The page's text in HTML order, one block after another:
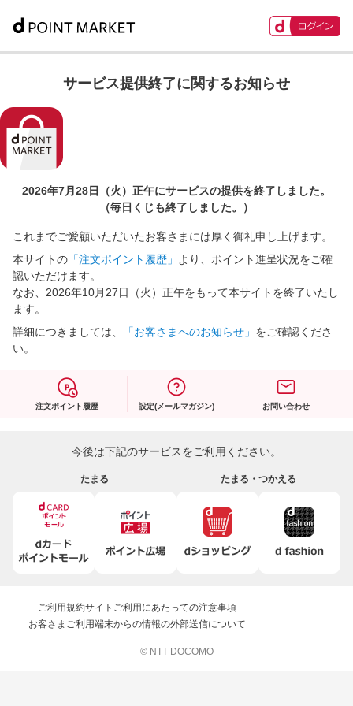
サービス提供終了に関するお知らせ
2026年7月28日（火）正午にサービスの提供を終了しました。
（毎日くじも終了しました。）
これまでご愛顧いただいたお客さまには厚く御礼申し上げます。
本サイトの 「注文ポイント履歴」
より、ポイント進呈状況をご確
認いただけます。
なお、2026年10月27日（火）正午をもって本サイトを終了いたし
ます。
詳細につきましては、
「お客さまへのお知らせ」 をご確認くださ
い。
注文ポイント履歴 設定(メールマガジン) お問い合わせ
今後は下記のサービスをご利用ください。
たまる たまる・つかえる
ご利用規約サイトご利用にあたっての注意事項
お客さまご利用端末からの情報の外部送信について
© NTT DOCOMO